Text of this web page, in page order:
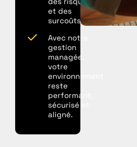
et des
surcoûts.
Avec notre
gestion
managée,
votre
environnement
reste
performant,
sécurisé et
aligné.